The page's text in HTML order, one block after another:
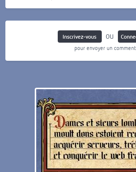
Inscrivez-vous ou
pour envoyer un